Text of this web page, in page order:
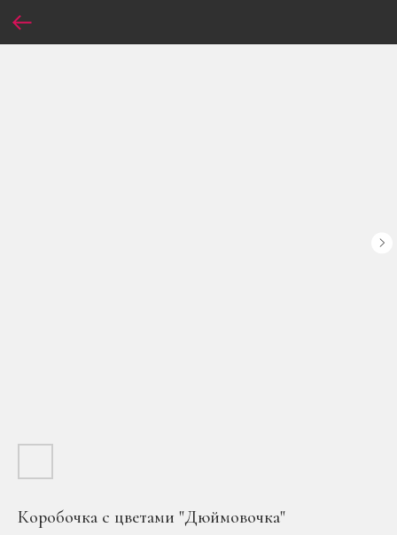
Коробочка с цветами "Дюймовочка"